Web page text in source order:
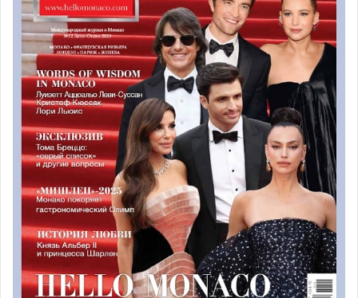
Помимо основной подготовки к Гранд-финалу, девушки
участвовали в разнообразных инициативах, тщательно
подобранных организаторами. Так, была проведена
роскошная видео и фотосъёмка на 30-метровой
суперъяхте в коллаборации с монгольскими кутюрье.
Бренд KHAIRIINKHURIM создал платья для всех
делегаток, а AltjinFashion, вдохновлённый Лазурным
берегом, предоставил эксклюзивную коллекцию
купальников ручной работы из кашемира, шелка и